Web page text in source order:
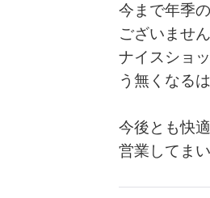
今まで年季
ございませ
ナイスショ
う無くなる
今後とも快
営業してま